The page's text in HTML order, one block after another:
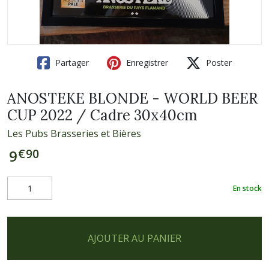
Partager Enregistrer Poster
ANOSTEKE BLONDE - WORLD BEER
CUP 2022 / Cadre 30x40cm
Les Pubs Brasseries et Bières
9€90
En stock
AJOUTER AU PANIER